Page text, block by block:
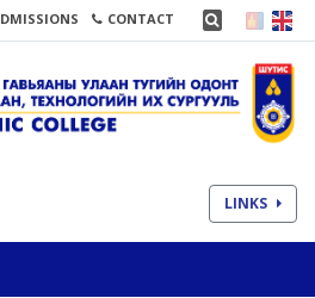
CONTACT
LINKS